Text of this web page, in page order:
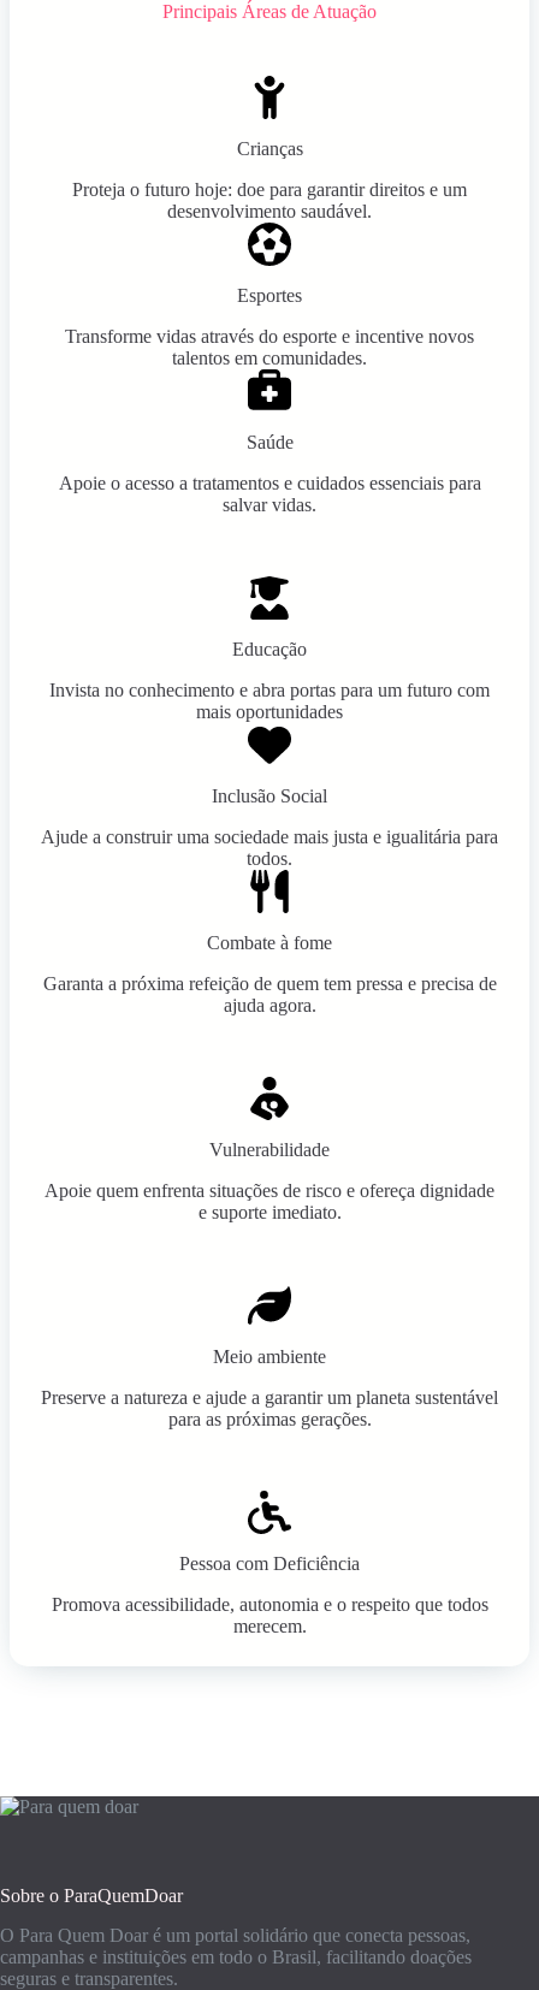
Principais Áreas de Atuação
Crianças
Proteja o futuro hoje: doe para garantir direitos e um
desenvolvimento saudável.
Esportes
Transforme vidas através do esporte e incentive novos
talentos em comunidades.
Saúde
Apoie o acesso a tratamentos e cuidados essenciais para
salvar vidas.
Educação
Invista no conhecimento e abra portas para um futuro com
mais oportunidades
Inclusão Social
Ajude a construir uma sociedade mais justa e igualitária para
todos.
Combate à fome
Garanta a próxima refeição de quem tem pressa e precisa de
ajuda agora.
Vulnerabilidade
Apoie quem enfrenta situações de risco e ofereça dignidade
e suporte imediato.
Meio ambiente
Preserve a natureza e ajude a garantir um planeta sustentável
para as próximas gerações.
Pessoa com Deficiência
Promova acessibilidade, autonomia e o respeito que todos
merecem.
Sobre o ParaQuemDoar
O Para Quem Doar é um portal solidário que conecta pessoas,
campanhas e instituições em todo o Brasil, facilitando doações
seguras e transparentes.